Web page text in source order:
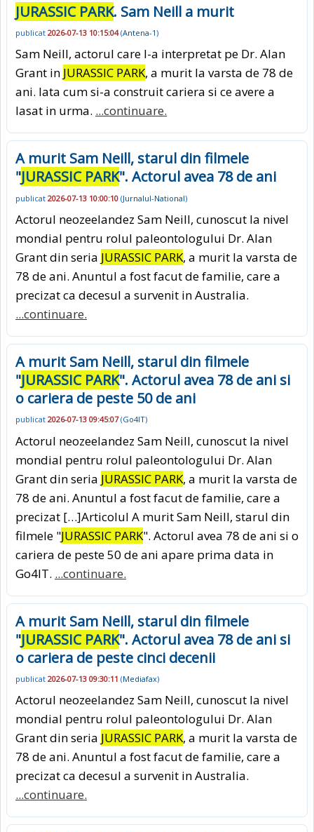
JURASSIC PARK. Sam Neill a murit
publicat 2026-07-13 10:15:04(Antena-1)
Sam Neill, actorul care l-a interpretat pe Dr. Alan
Grant in JURASSIC PARK, a murit la varsta de 78 de
ani. Iata cum si-a construit cariera si ce avere a
lasat in urma. ...continuare.
A murit Sam Neill, starul din filmele
"JURASSIC PARK". Actorul avea 78 de ani
publicat 2026-07-13 10:00:10 (Jurnalul-National)
Actorul neozeelandez Sam Neill, cunoscut la nivel
mondial pentru rolul paleontologului Dr. Alan
Grant din seria JURASSIC PARK, a murit la varsta de
78 de ani. Anuntul a fost facut de familie, care a
precizat ca decesul a survenit in Australia.
...continuare.
A murit Sam Neill, starul din filmele
"JURASSIC PARK". Actorul avea 78 de ani si
o cariera de peste 50 de ani
publicat 2026-07-13 09:45:07(Go4IT)
Actorul neozeelandez Sam Neill, cunoscut la nivel
mondial pentru rolul paleontologului Dr. Alan
Grant din seria JURASSIC PARK, a murit la varsta de
78 de ani. Anuntul a fost facut de familie, care a
precizat […]Articolul A murit Sam Neill, starul din
filmele "JURASSIC PARK". Actorul avea 78 de ani si o
cariera de peste 50 de ani apare prima data in
Go4IT. ...continuare.
A murit Sam Neill, starul din filmele
"JURASSIC PARK". Actorul avea 78 de ani si
o cariera de peste cinci decenii
publicat 2026-07-13 09:30:11 (Mediafax)
Actorul neozeelandez Sam Neill, cunoscut la nivel
mondial pentru rolul paleontologului Dr. Alan
Grant din seria JURASSIC PARK, a murit la varsta de
78 de ani. Anuntul a fost facut de familie, care a
precizat ca decesul a survenit in Australia.
...continuare.